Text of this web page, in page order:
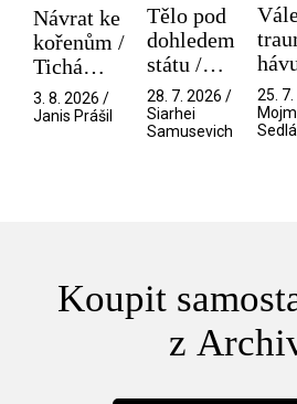
Návrat ke
kořenům /
Tichá
přítelkyně
3. 8. 2026 /
Janis Prášil
Tělo pod
dohledem
státu /
Pramen
28. 7. 2026 /
Siarhei
Samusevich
/
25.
Koupit
z